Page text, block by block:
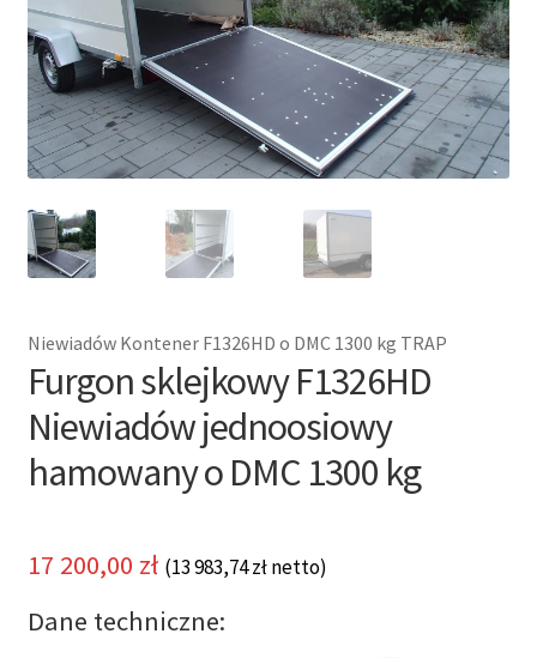
Niewiadów Kontener F1326HD o DMC 1300 kg TRAP
Furgon sklejkowy F1326HD
Niewiadów jednoosiowy
hamowany o DMC 1300 kg
17 200,00 zł (13 983,74złnetto)
Dane techniczne: